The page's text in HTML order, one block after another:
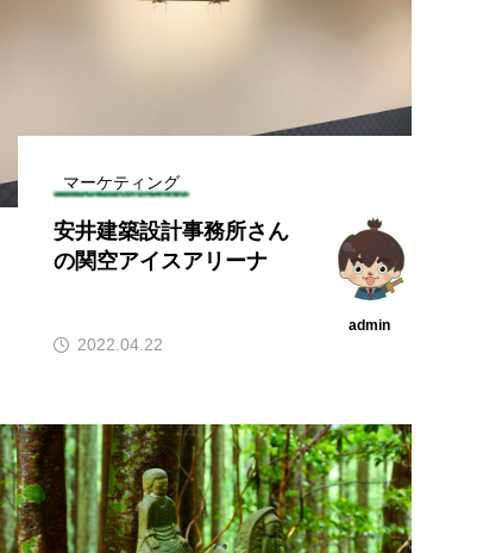
マーケティング
安井建築設計事務所さん
の関空アイスアリーナ
admin
2022.04.22